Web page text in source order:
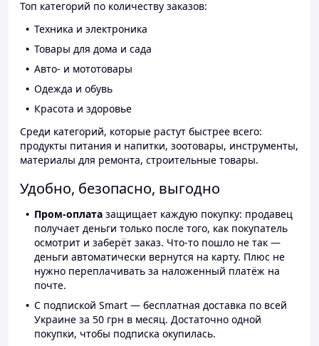
Топ категорий по количеству заказов:
Техника и электроника
Товары для дома и сада
Авто- и мототовары
Одежда и обувь
Красота и здоровье
Среди категорий, которые растут быстрее всего:
продукты питания и напитки, зоотовары, инструменты,
материалы для ремонта, строительные товары.
Удобно, безопасно, выгодно
Пром-оплата защищает каждую покупку: продавец
получает деньги только после того, как покупатель
осмотрит и заберёт заказ. Что-то пошло не так —
деньги автоматически вернутся на карту. Плюс не
нужно переплачивать за наложенный платёж на
почте.
С подпиской Smart — бесплатная доставка по всей
Украине за 50 грн в месяц. Достаточно одной
покупки, чтобы подписка окупилась.